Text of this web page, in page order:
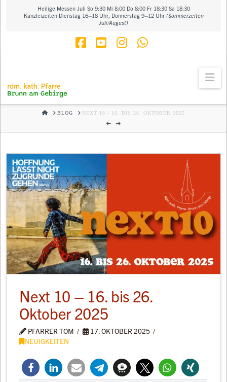
Heilige Messen Juli So 9:30 Mi 8:00 Do 8:00 Fr 18:30 Sa 18:30
Kanzleizeiten Dienstag 16–18 Uhr, Donnerstag 9–12 Uhr (Sommerzeiten
Juli/August)
HOMEBLOG NEXT 10 - 16. BIS 26. OKTOBER 2025
Next 10 – 16. bis 26.
Oktober 2025
PFARRER TOM
17. OKTOBER 2025
NEUIGKEITEN